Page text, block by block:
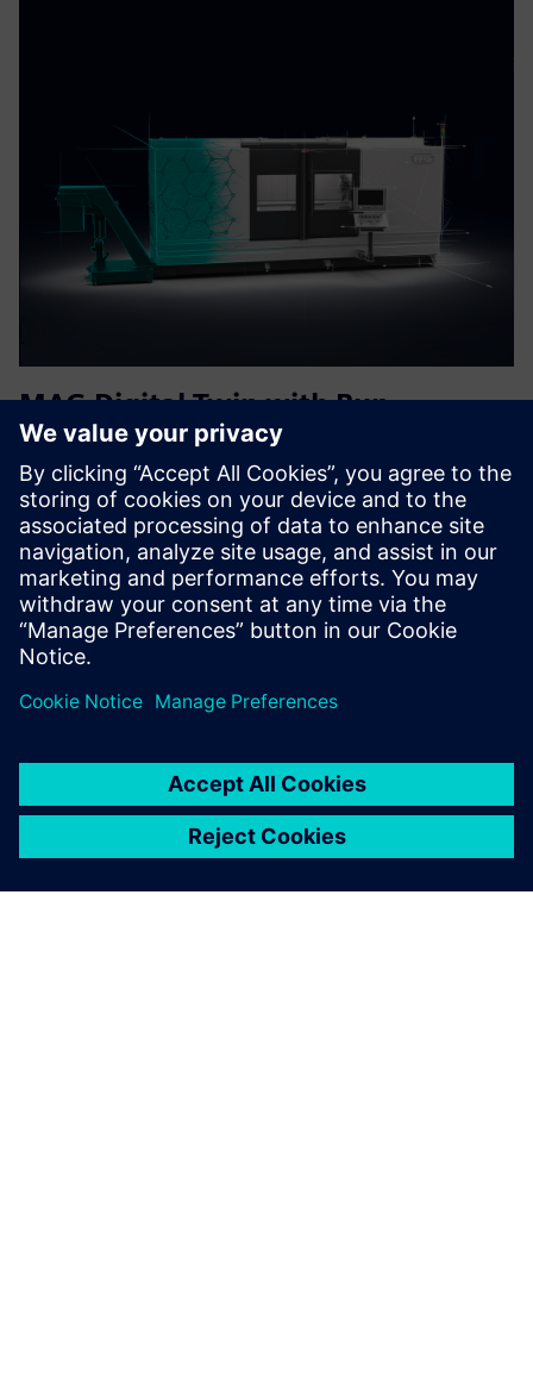
MAG Digital Twin with Run
MyVirtual Machine
Pomoću MAG-ovog digitalnog modela stroja možete
kreirati, provjeravati i optimizirati NC programe na
digitalnom blizancu vašeg stroja - izvan mreže na računalu
u planiranju proizvodnje.
Saznajte više